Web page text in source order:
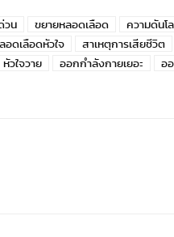
วน ขยายหลอดเลือด ความดันโ
ดเลือดหัวใจ สาเหตุการเสียชีวิต
หัวใจวาย ออกกำลังกายเยอะ อ